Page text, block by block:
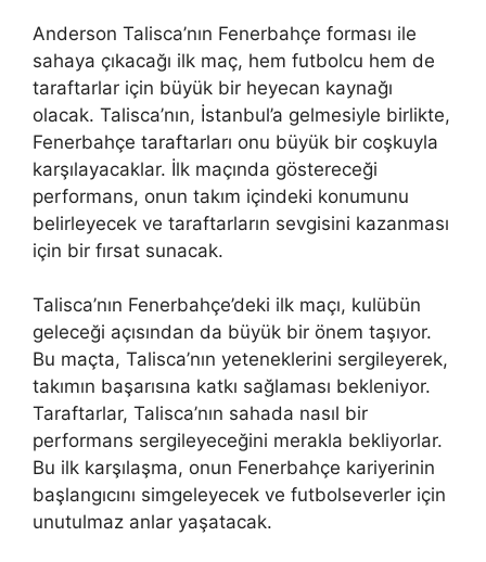
Anderson Talisca’nın Fenerbahçe forması ile
sahaya çıkacağı ilk maç, hem futbolcu hem de
taraftarlar için büyük bir heyecan kaynağı
olacak. Talisca’nın, İstanbul’a gelmesiyle birlikte,
Fenerbahçe taraftarları onu büyük bir coşkuyla
karşılayacaklar. İlk maçında göstereceği
performans, onun takım içindeki konumunu
belirleyecek ve taraftarların sevgisini kazanması
için bir fırsat sunacak.
Talisca’nın Fenerbahçe’deki ilk maçı, kulübün
geleceği açısından da büyük bir önem taşıyor.
Bu maçta, Talisca’nın yeteneklerini sergileyerek,
takımın başarısına katkı sağlaması bekleniyor.
Taraftarlar, Talisca’nın sahada nasıl bir
performans sergileyeceğini merakla bekliyorlar.
Bu ilk karşılaşma, onun Fenerbahçe kariyerinin
başlangıcını simgeleyecek ve futbolseverler için
unutulmaz anlar yaşatacak.